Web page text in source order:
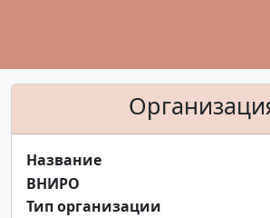
Название
ВНИРО
Тип организации